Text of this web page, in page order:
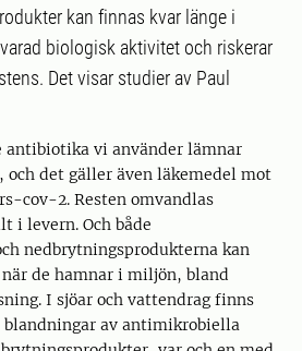
kan finnas kvar länge i
biologisk aktivitet och riskerar
Det visar studier av Paul
antibiotika vi använder lämnar
och det gäller även läkemedel mot
cov-2. Resten omvandlas
i levern. Och både
nedbrytningsprodukterna kan
de hamnar i miljön, bland
I sjöar och vattendrag finns
av antimikrobiella